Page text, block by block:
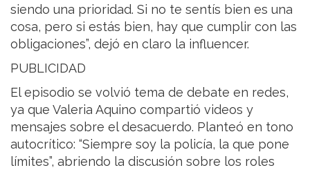
siendo una prioridad. Si no te sentís bien es una
cosa, pero si estás bien, hay que cumplir con las
obligaciones”, dejó en claro la influencer.
PUBLICIDAD
El episodio se volvió tema de debate en redes,
ya que Valeria Aquino compartió videos y
mensajes sobre el desacuerdo. Planteó en tono
autocrítico: “Siempre soy la policía, la que pone
límites”, abriendo la discusión sobre los roles